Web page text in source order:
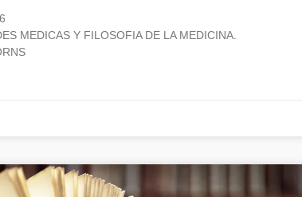
MEDICAS Y FILOSOFIA DE LA MEDICINA.